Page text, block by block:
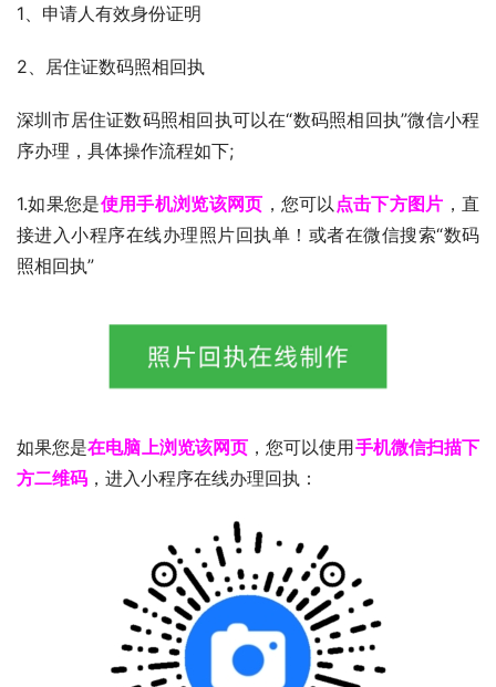
1、申请人有效身份证明
2、居住证数码照相回执
深圳市居住证数码照相回执可以在“数码照相回执”微信小程
序办理，具体操作流程如下;
1.如果您是使用手机浏览该网页 ，您可以 点击下方图片 ，直
接进入小程序在线办理照片回执单！或者在微信搜索“数码
照相回执”
如果您是在电脑上浏览该网页 ，您可以使用手机微信扫描下
方二维码 ，进入小程序在线办理回执：